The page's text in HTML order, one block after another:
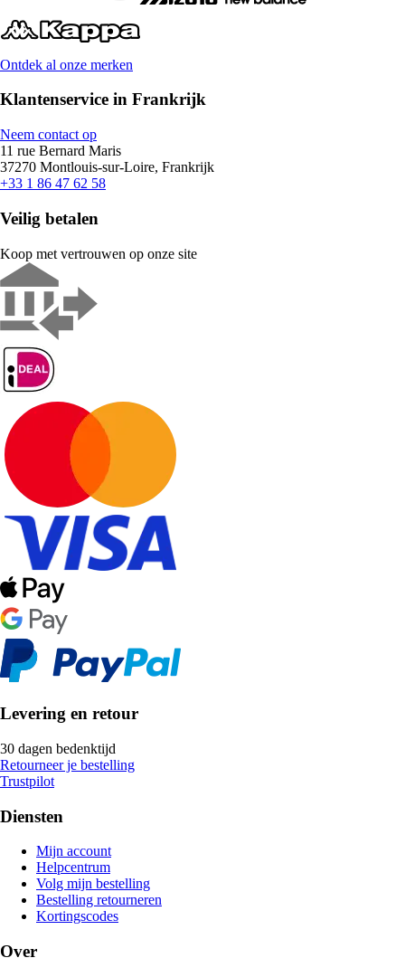
Ontdek al onze merken
Klantenservice in Frankrijk
Neem contact op
11 rue Bernard Maris
37270 Montlouis-sur-Loire, Frankrijk
+33 1 86 47 62 58
Veilig betalen
Koop met vertrouwen op onze site
Levering en retour
30 dagen bedenktijd
Retourneer je bestelling
Trustpilot
Diensten
Mijn account
Helpcentrum
Volg mijn bestelling
Bestelling retourneren
Kortingscodes
Over